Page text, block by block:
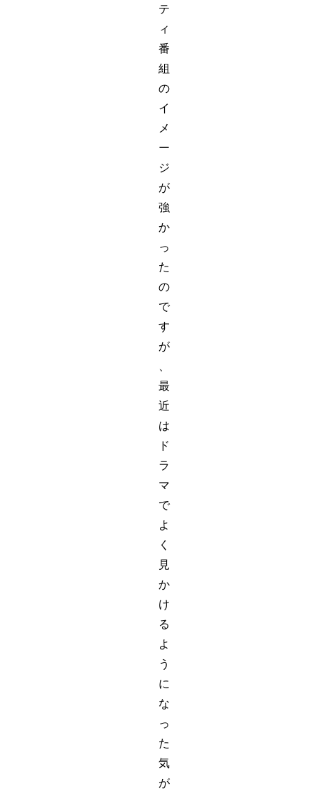
テ
ィ
番
組
の
イ
メ
ー
ジ
が
強
か
っ
た
の
で
す
が
最
近
は
ド
ラ
マ
で
よ
く
見
か
け
る
よ
う
に
な
っ
た
気
が